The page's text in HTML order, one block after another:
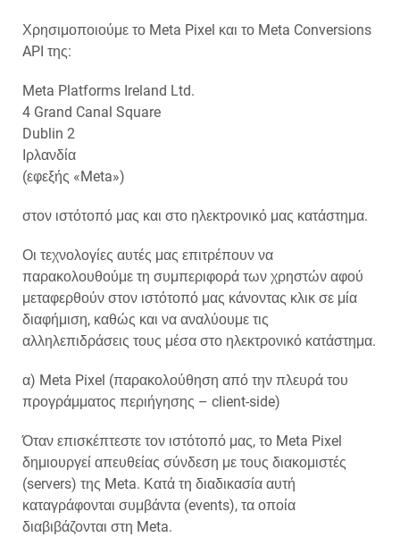
Χρησιμοποιούμε το Meta Pixel και το Meta Conversions
API της:
Meta Platforms Ireland Ltd.
4 Grand Canal Square
Dublin 2
Ιρλανδία
(εφεξής «Meta»)
στον ιστότοπό μας και στο ηλεκτρονικό μας κατάστημα.
Οι τεχνολογίες αυτές μας επιτρέπουν να
παρακολουθούμε τη συμπεριφορά των χρηστών αφού
μεταφερθούν στον ιστότοπό μας κάνοντας κλικ σε μία
διαφήμιση, καθώς και να αναλύουμε τις
αλληλεπιδράσεις τους μέσα στο ηλεκτρονικό κατάστημα.
α) Meta Pixel (παρακολούθηση από την πλευρά του
προγράμματος περιήγησης – client-side)
Όταν επισκέπτεστε τον ιστότοπό μας, το Meta Pixel
δημιουργεί απευθείας σύνδεση με τους διακομιστές
(servers) της Meta. Κατά τη διαδικασία αυτή
καταγράφονται συμβάντα (events), τα οποία
διαβιβάζονται στη Meta.